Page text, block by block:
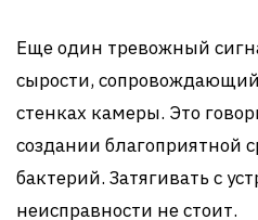
Еще один тревожный
сырости,
стенках камеры. Это
создании благоприятной
бактерий. Затягивать с
неисправности не стоит.